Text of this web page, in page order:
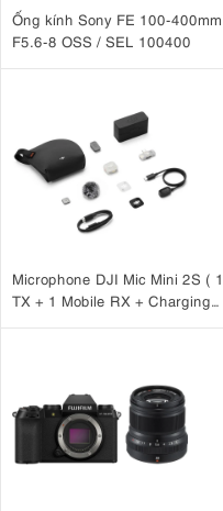
Ống kính Sony FE 100-400mm
F5.6-8 OSS / SEL 100400
Microphone DJI Mic Mini 2S ( 1
TX + 1 Mobile RX + Charging